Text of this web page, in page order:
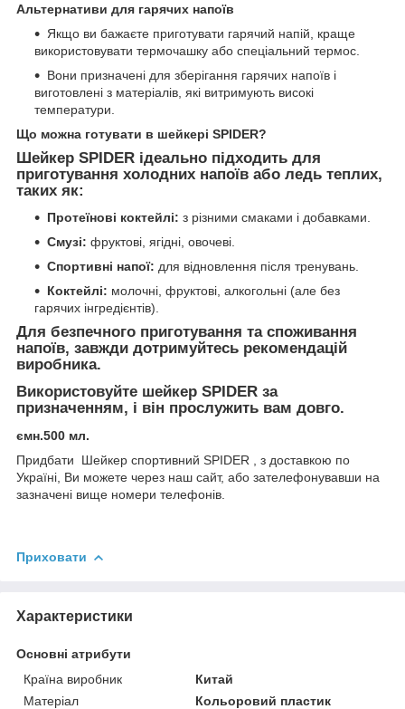
Альтернативи для гарячих напоїв
Якщо ви бажаєте приготувати гарячий напій, краще
використовувати термочашку або спеціальний термос.
Вони призначені для зберігання гарячих напоїв і
виготовлені з матеріалів, які витримують високі
температури.
Що можна готувати в шейкері SPIDER?
Шейкер SPIDER ідеально підходить для
приготування холодних напоїв або ледь теплих,
таких як:
Протеїнові коктейлі: з різними смаками і добавками.
Смузі: фруктові, ягідні, овочеві.
Спортивні напої: для відновлення після тренувань.
Коктейлі: молочні, фруктові, алкогольні (але без
гарячих інгредієнтів).
Для безпечного приготування та споживання
напоїв, завжди дотримуйтесь рекомендацій
виробника.
Використовуйте шейкер SPIDER за
призначенням, і він прослужить вам довго.
ємн.500 мл.
Придбати Шейкер спортивний SPIDER , з доставкою по
Україні, Ви можете через наш сайт, або зателефонувавши на
зазначені вище номери телефонів.
Приховати
Характеристики
Основні атрибути
Країна виробник
Китай
Матеріал
Кольоровий пластик